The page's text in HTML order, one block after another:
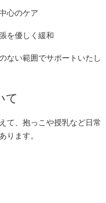
心のケア
を優しく緩和
ない範囲でサポートいたし
て
て、抱っこや授乳など日常
ります。